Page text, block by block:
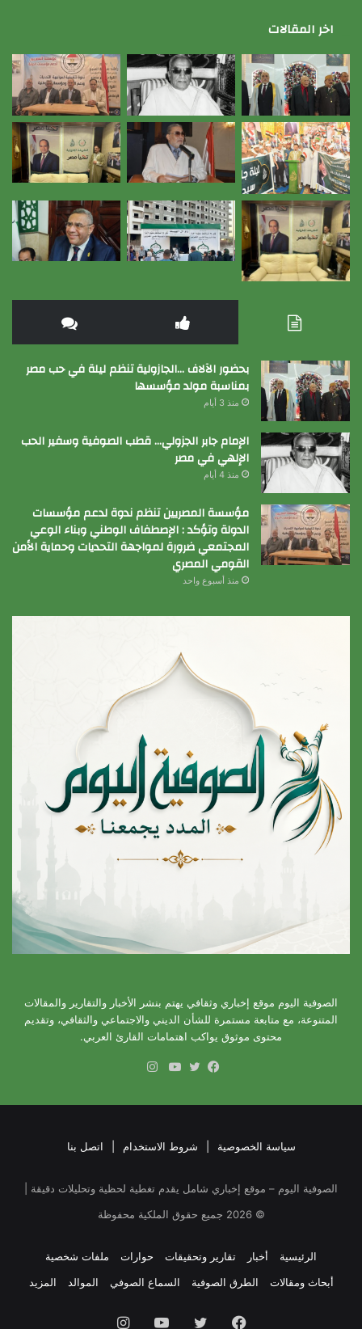
اخر المقالات
بحضور الآلاف …الجازولية تنظم ليلة في حب مصر
بمناسبة مولد مؤسسها
منذ 3 أيام
الإمام جابر الجزولي… قطب الصوفية وسفير الحب
الإلهي في مصر
منذ 4 أيام
مؤسسة المصريين تنظم ندوة لدعم مؤسسات
الدولة وتؤكد : الإصطفاف الوطني وبناء الوعي
المجتمعي ضرورة لمواجهة التحديات وحماية الأمن
القومي المصري
منذ أسبوع واحد
الصوفية اليوم موقع إخباري وثقافي يهتم بنشر الأخبار والتقارير والمقالات
المتنوعة، مع متابعة مستمرة للشأن الديني والاجتماعي والثقافي، وتقديم
محتوى موثوق يواكب اهتمامات القارئ العربي.
سياسة الخصوصية شروط الاستخدام اتصل بنا
الصوفية اليوم – موقع إخباري شامل يقدم تغطية لحظية وتحليلات دقيقة |
©
2026 جميع حقوق الملكية محفوظة
الرئيسية أخبار تقارير وتحقيقات حوارات
ملفات شخصية
أبحاث ومقالات
الطرق الصوفية السماع الصوفي الموالد المزيد
فيسبوك تويتر يوتيوب